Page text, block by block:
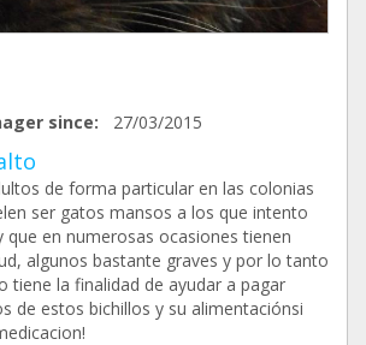
since: 27/03/2015
de forma particular en las colonias
ser gatos mansos a los que intento
que en numerosas ocasiones tienen
algunos bastante graves y por lo tanto
tiene la finalidad de ayudar a pagar
de estos bichillos y su alimentaciónsi